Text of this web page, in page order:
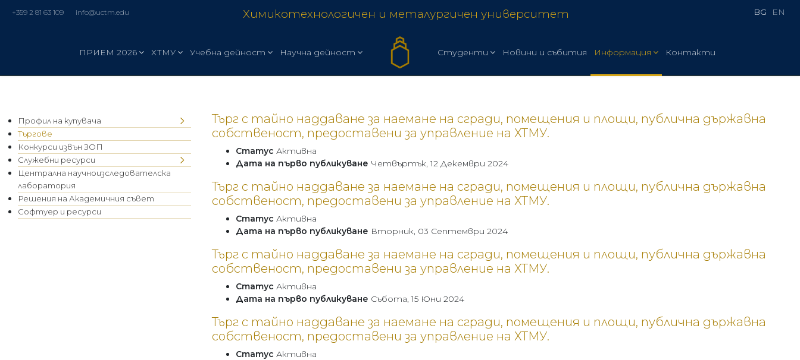
+359 2 81 63 109 info@uctm.edu Химикотехнологичен и металургичен университет BG EN
ПРИЕМ 2026 ХТМУ Учебна дейност Научна дейност Студенти Новини и събития Информация Контакти
Профил на купувача
Търгове
Конкурси извън ЗОП
Служебни ресурси
Централна научноизследователска
лаборатория
Решения на Академичния съвет
Софтуер и ресурси
Търг с тайно наддаване за наемане на сгради, помещения и площи, публична държавна
собственост, предоставени за управление на ХТМУ.
Статус Активна
Дата на първо публикуване Четвъртък, 12 Декември 2024
Търг с тайно наддаване за наемане на сгради, помещения и площи, публична държавна
собственост, предоставени за управление на ХТМУ.
Статус Активна
Дата на първо публикуване Вторник, 03 Септември 2024
Търг с тайно наддаване за наемане на сгради, помещения и площи, публична държавна
собственост, предоставени за управление на ХТМУ.
Статус Активна
Дата на първо публикуване Събота, 15 Юни 2024
Търг с тайно наддаване за наемане на сгради, помещения и площи, публична държавна
собственост, предоставени за управление на ХТМУ.
Статус Активна